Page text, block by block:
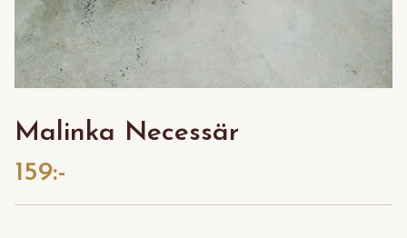
Malinka Necessär
159:-